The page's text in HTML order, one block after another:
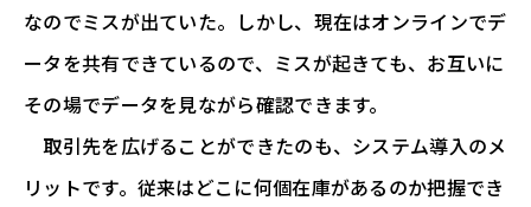
なのでミスが出ていた。しかし、現在はオンラインでデ
ータを共有できているので、ミスが起きても、お互いに
その場でデータを見ながら確認できます。
取引先を広げることができたのも、システム導入のメ
リットです。従来はどこに何個在庫があるのか把握でき